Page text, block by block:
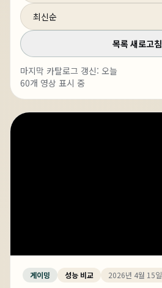
정렬
목록 새로고침
마지막 카탈로그 갱신: 오늘
60개 영상 표시 중
게이밍 성능 비교 2026년 4월 15일